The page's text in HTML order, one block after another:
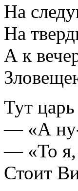
На
На
А к
Тут
— «А ну-
— «То я,
Стоит